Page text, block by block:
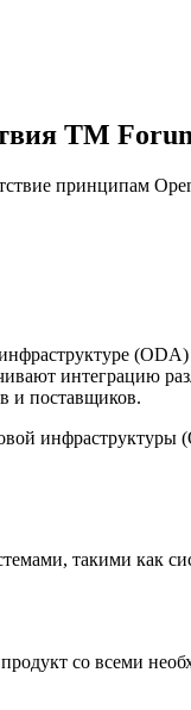
TM
принципам
интеграцию
и поставщиков.
инфраструктуры
такими как
со всеми